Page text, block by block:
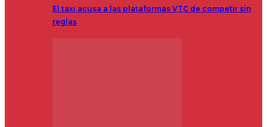
El taxi acusa a las plataformas VTC de competir sin
reglas